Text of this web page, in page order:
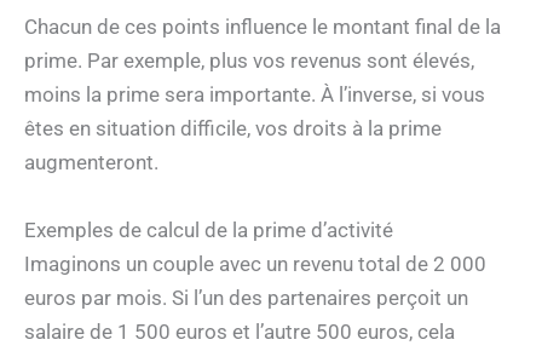
Chacun de ces points influence le montant final de la
prime. Par exemple, plus vos revenus sont élevés,
moins la prime sera importante. À l’inverse, si vous
êtes en situation difficile, vos droits à la prime
augmenteront.
Exemples de calcul de la prime d’activité
Imaginons un couple avec un revenu total de 2 000
euros par mois. Si l’un des partenaires perçoit un
salaire de 1 500 euros et l’autre 500 euros, cela